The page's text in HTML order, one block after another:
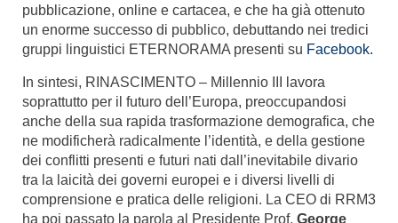
pubblicazione, online e cartacea, e che ha già ottenuto
un enorme successo di pubblico, debuttando nei tredici
gruppi linguistici ETERNORAMA presenti su Facebook.
In sintesi, RINASCIMENTO – Millennio III lavora
soprattutto per il futuro dell’Europa, preoccupandosi
anche della sua rapida trasformazione demografica, che
ne modificherà radicalmente l’identità, e della gestione
dei conflitti presenti e futuri nati dall’inevitabile divario
tra la laicità dei governi europei e i diversi livelli di
comprensione e pratica delle religioni. La CEO di RRM3
ha poi passato la parola al Presidente Prof. George